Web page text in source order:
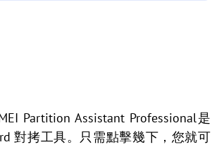
Partition Assistant Professional是
對拷工具。只需點擊幾下，您就可